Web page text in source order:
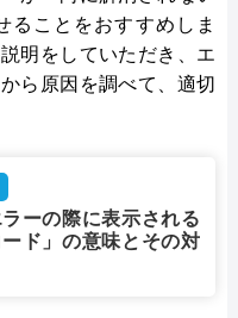
ることをおすすめしま
明をしていただき、エ
ら原因を調べて、適切
ーの際に表示される
ード」の意味とその対